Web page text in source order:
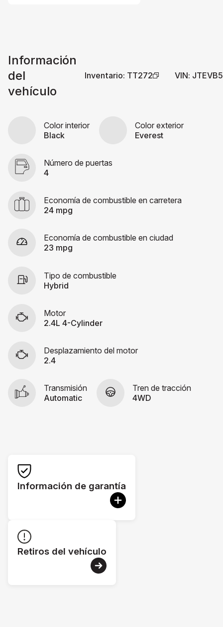
Información
del
vehículo
Inventario: TT272 VIN:
Color interior
Black
Color exterior
Everest
Número de puertas
4
Economía de combustible en carretera
24 mpg
Economía de combustible en ciudad
23 mpg
Tipo de combustible
Hybrid
Motor
2.4L 4-Cylinder
Desplazamiento del motor
2.4
Transmisión
Automatic
Tren de tracción
4WD
Información de garantía
Retiros del vehículo